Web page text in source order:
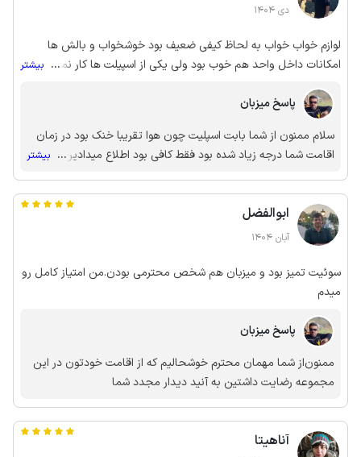
دی 1404
لوازم خواب خواب به لحاظ کیفی ضعیف بود خوشخواب و بالش ها
امکانات داخل واحد هم خوب بود ولی یکی از اسپیلت ها کار نمیکرد و
... بیشتر
پاسخ میزبان
سلام ممنون از شما بابت اسپلیت چون هوا تقریبا خنک بود در زمان
اقامت شما درجه زیاد شده بود فقط کافی بود اطلاع میدادین انجام
عزیز خوشحالیم که رضایت داشتین در جمع به امید‌دیدار مجدد شما
در این مجموعه
... بیشتر
ابوالفضل
آبان 1404
سوئیت تمیز بود و میزبان هم شخص محترمی بودن.من امتیاز کامل رو
میدم
پاسخ میزبان
ممنون‌از شما مهمان محترم خوشحالیم که از اقامت خودتون در این
مجموعه رضایت داشتین به آنید دیدار مجدد شما
آناهیتا